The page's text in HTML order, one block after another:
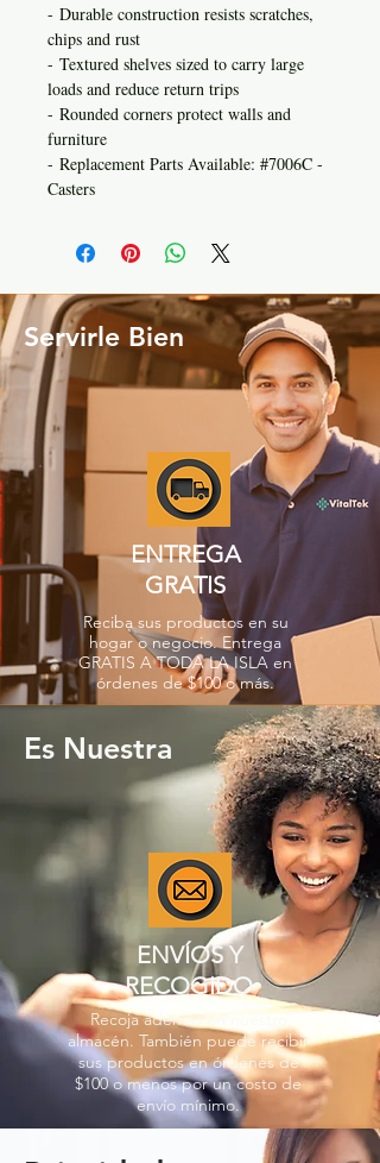
- Durable construction resists scratches,
chips and rust
- Textured shelves sized to carry large
loads and reduce return trips
- Rounded corners protect walls and
furniture
- Replacement Parts Available: #7006C -
Casters
Servirle Bien
ENTREGA
GRATIS
Reciba sus productos en su
hogar o negocio. Entrega
GRATIS A TODA LA ISLA en
órdenes de $100 o más.
Es Nuestra
ENVÍOS Y
RECOGIDO
Recoja además en nuestro
almacén. También puede recibir
sus productos en órdenes de
$100 o menos por un costo de
envío mínimo.